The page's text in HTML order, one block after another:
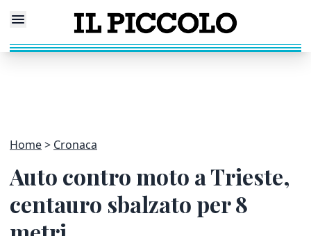
Home Cronaca
Auto contro moto a Trieste,
centauro sbalzato per 8